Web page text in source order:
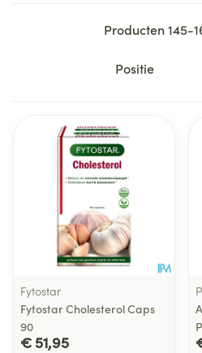
Producten145-
Sorteer op:
Fytostar
Fytostar Cholesterol Caps
90
€ 51,95